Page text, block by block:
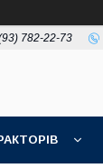
782-22-73